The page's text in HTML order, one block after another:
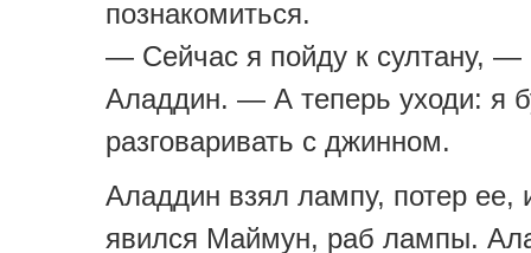
познакомиться.
— Сейчас я пойду к султану, —
Аладдин. — А теперь уходи: я
разговаривать с джинном.
Аладдин взял лампу, потер ее,
явился Маймун, раб лампы.